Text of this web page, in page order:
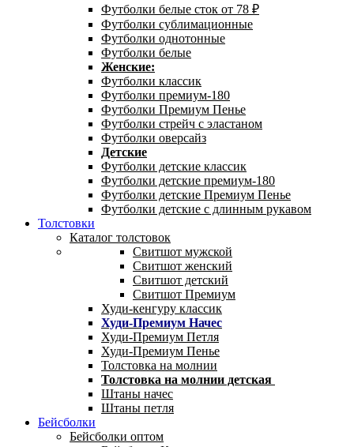
Футболки белые сток от 78 ₽
Футболки сублимационные
Футболки однотонные
Футболки белые
Женские:
Футболки классик
Футболки премиум-180
Футболки Премиум Пенье
Футболки стрейч с эластаном
Футболки оверсайз
Детские
Футболки детские классик
Футболки детские премиум-180
Футболки детские Премиум Пенье
Футболки детские с длинным рукавом
Толстовки
Каталог толстовок
Свитшот мужской
Свитшот женский
Свитшот детский
Свитшот Премиум
Худи-кенгуру классик
Худи-Премиум Начес
Худи-Премиум Петля
Худи-Премиум Пенье
Толстовка на молнии
Толстовка на молнии детская
Штаны начес
Штаны петля
Бейсболки
Бейсболки оптом